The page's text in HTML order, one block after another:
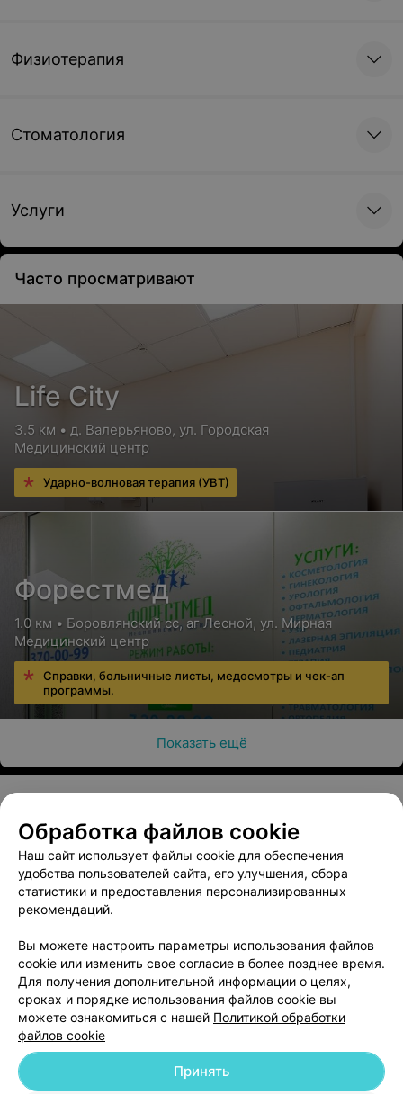
Физиотерапия
Стоматология
Услуги
Часто просматривают
Life City
3.5 км • д. Валерьяново, ул. Городская
Медицинский центр
Ударно-волновая терапия (УВТ)
Форестмед
1.0 км • Боровлянский сс, аг Лесной, ул. Мирная
Медицинский центр
Справки, больничные листы, медосмотры и чек-ап
программы.
Показать ещё
О проекте Новости проекта
Размещение рекламы
Медицинский маркетинг
Публичный договор
Пользовательское соглашение
Способы оплаты
Написать в поддержку
Персональные настройки cookie
Обработка персональных данных
Обработка файлов cookie
Наш сайт использует файлы cookie для обеспечения
удобства пользователей сайта, его улучшения, сбора
статистики и предоставления персонализированных
рекомендаций.
Вы можете настроить параметры использования файлов
cookie или изменить свое согласие в более позднее время.
Для получения дополнительной информации о целях,
сроках и порядке использования файлов cookie вы
можете ознакомиться с нашей Политикой обработки
файлов cookie
Принять